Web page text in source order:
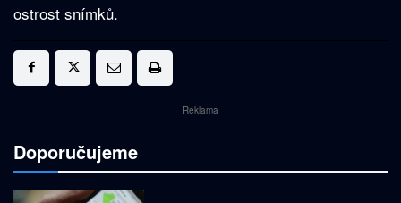
ostrost snímků.
Reklama
Doporučujeme